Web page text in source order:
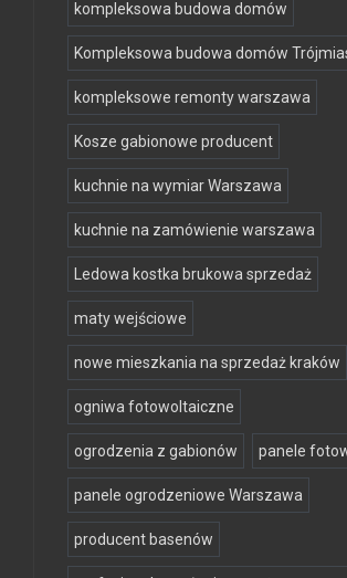
kompleksowa budowa domów
Kompleksowa budowa domów
kompleksowe remonty warszawa
Kosze gabionowe producent
kuchnie na wymiar Warszawa
kuchnie na zamówienie warszawa
Ledowa kostka brukowa sprzedaż
maty wejściowe
nowe mieszkania na sprzedaż kraków
ogniwa fotowoltaiczne
ogrodzenia z gabionów panele
panele ogrodzeniowe Warszawa
producent basenów